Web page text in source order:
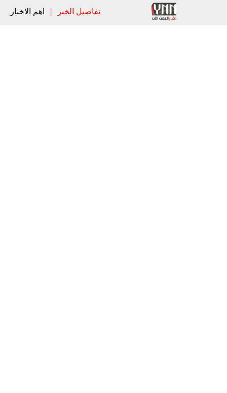
تفاصيل الخبر | اهم الاخبار